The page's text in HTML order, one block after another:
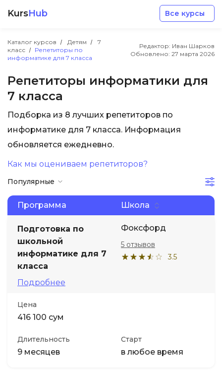
KursHub Все курсы
Каталог курсов Детям
7
класс
Репетиторы по
информатике для 7 класса
Редактор: Иван Шарков
Обновлено: 27 марта 2026
Репетиторы информатики для
7 класса
Подборка из 8 лучших репетиторов по
информатике для 7 класса. Информация
обновляется ежедневно.
Как мы оцениваем репетиторов?
Популярные
Программа Школа
Подготовка по
школьной
информатике для 7
класса
Подробнее
Фоксфорд
3.5
5 отзывов
Цена
416 100 сум
Длительность
9 месяцев
Старт
в любое время
Маркетинг
Дизайн
Менеджмент
Иностранные языки
ДПО
Акции и промокоды